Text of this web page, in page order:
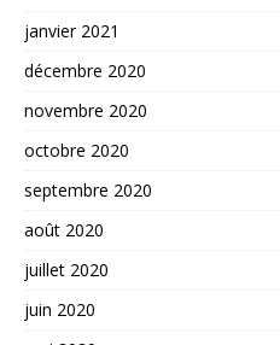
janvier 2021
décembre 2020
novembre 2020
octobre 2020
septembre 2020
août 2020
juillet 2020
juin 2020